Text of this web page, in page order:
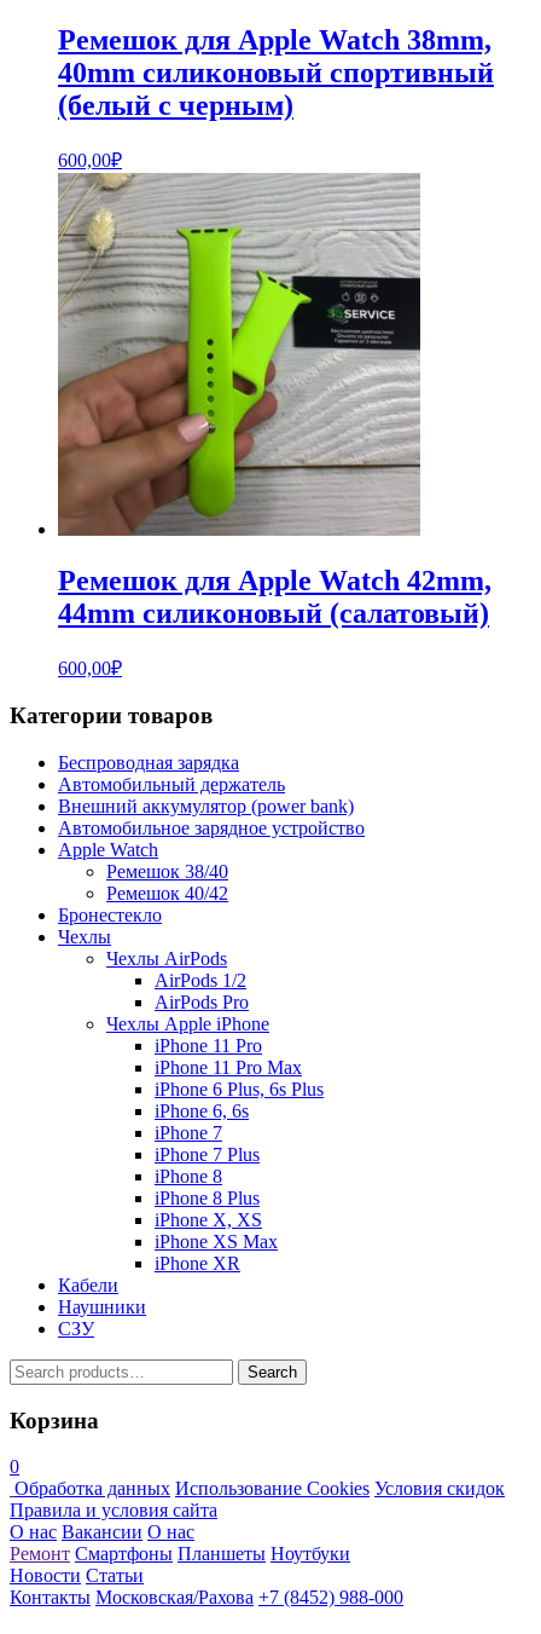
Ремешок для Apple Watch 38mm,
40mm силиконовый спортивный
(белый с черным)
600,00₽
Ремешок для Apple Watch 42mm,
44mm силиконовый (салатовый)
600,00₽
Категории товаров
Беспроводная зарядка
Автомобильный держатель
Внешний аккумулятор (power bank)
Автомобильное зарядное устройство
Apple Watch
Ремешок 38/40
Ремешок 40/42
Бронестекло
Чехлы
Чехлы AirPods
AirPods 1/2
AirPods Pro
Чехлы Apple iPhone
iPhone 11 Pro
iPhone 11 Pro Max
iPhone 6 Plus, 6s Plus
iPhone 6, 6s
iPhone 7
iPhone 7 Plus
iPhone 8
iPhone 8 Plus
iPhone X, XS
iPhone XS Max
iPhone XR
Кабели
Наушники
СЗУ
Search
for:
Search
Корзина
0
Обработка данных Использование Cookies Условия скидок
Правила и условия сайта
О нас Вакансии О нас
Ремонт Смартфоны Планшеты Ноутбуки
Новости Статьи
Контакты Московская/Рахова +7 (8452) 988-000